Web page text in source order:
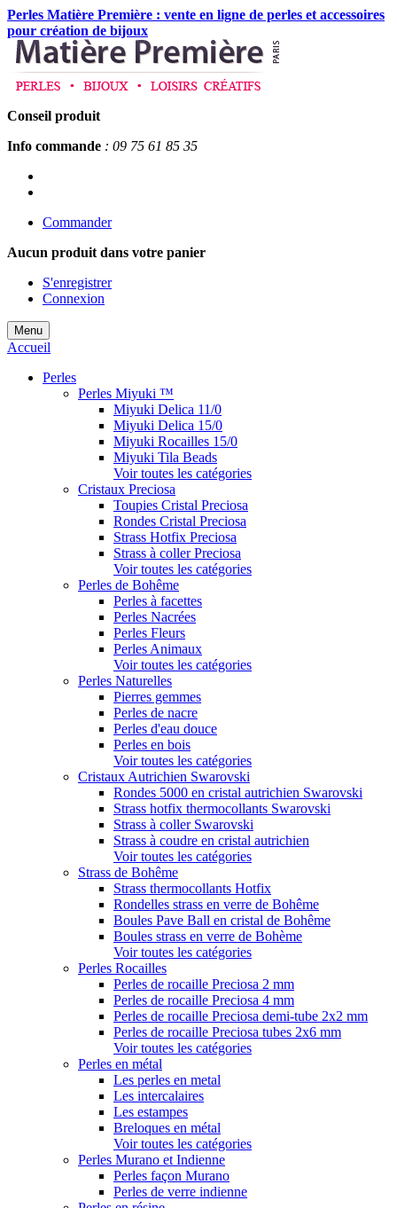
Perles Matière Première : vente en ligne de perles et accessoires
pour création de bijoux
Conseil produit
Info commande : 09 75 61 85 35
Commander
Aucun produit dans votre panier
S'enregistrer
Connexion
Menu
Accueil
Perles
Perles Miyuki ™
Miyuki Delica 11/0
Miyuki Delica 15/0
Miyuki Rocailles 15/0
Miyuki Tila Beads
Voir toutes les catégories
Cristaux Preciosa
Toupies Cristal Preciosa
Rondes Cristal Preciosa
Strass Hotfix Preciosa
Strass à coller Preciosa
Voir toutes les catégories
Perles de Bohême
Perles à facettes
Perles Nacrées
Perles Fleurs
Perles Animaux
Voir toutes les catégories
Perles Naturelles
Pierres gemmes
Perles de nacre
Perles d'eau douce
Perles en bois
Voir toutes les catégories
Cristaux Autrichien Swarovski
Rondes 5000 en cristal autrichien Swarovski
Strass hotfix thermocollants Swarovski
Strass à coller Swarovski
Strass à coudre en cristal autrichien
Voir toutes les catégories
Strass de Bohême
Strass thermocollants Hotfix
Rondelles strass en verre de Bohême
Boules Pave Ball en cristal de Bohême
Boules strass en verre de Bohème
Voir toutes les catégories
Perles Rocailles
Perles de rocaille Preciosa 2 mm
Perles de rocaille Preciosa 4 mm
Perles de rocaille Preciosa demi-tube 2x2 mm
Perles de rocaille Preciosa tubes 2x6 mm
Voir toutes les catégories
Perles en métal
Les perles en metal
Les intercalaires
Les estampes
Breloques en métal
Voir toutes les catégories
Perles Murano et Indienne
Perles façon Murano
Perles de verre indienne